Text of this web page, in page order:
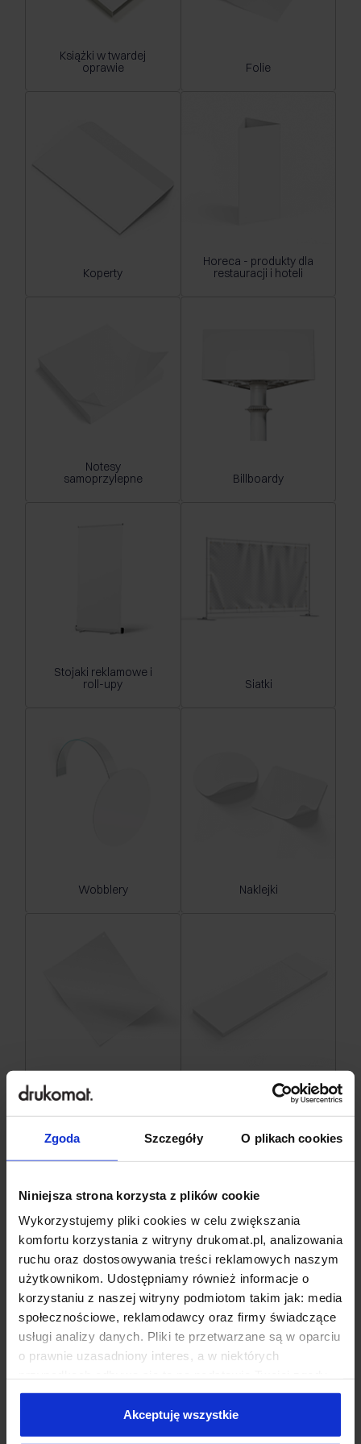
Zgoda Szczegóły O plikach cookies
Niniejsza strona korzysta z plików cookie
Wykorzystujemy pliki cookies w celu zwiększania
komfortu korzystania z witryny drukomat.pl, analizowania
ruchu oraz dostosowywania treści reklamowych naszym
użytkownikom. Udostępniamy również informacje o
korzystaniu z naszej witryny podmiotom takim jak: media
społecznościowe, reklamodawcy oraz firmy świadczące
usługi analizy danych. Pliki te przetwarzane są w oparciu
o prawnie uzasadniony interes, a w niektórych
Niektóre z plików cookies dostarczane i przetwarzane są
przez naszych zewnętrznych partnerów, z których listą
możesz zapoznać się poniżej. Klikając “Akceptuję
Akceptuję wszystkie
Książki w twardej
oprawie
Folie
Koperty
Horeca - produkty dla
restauracji i hoteli
Notesy
samoprzylepne
Billboardy
Stojaki reklamowe i
roll-upy
Siatki
Wobblery Naklejki
Numery startowe
Backlight Papier pakowy